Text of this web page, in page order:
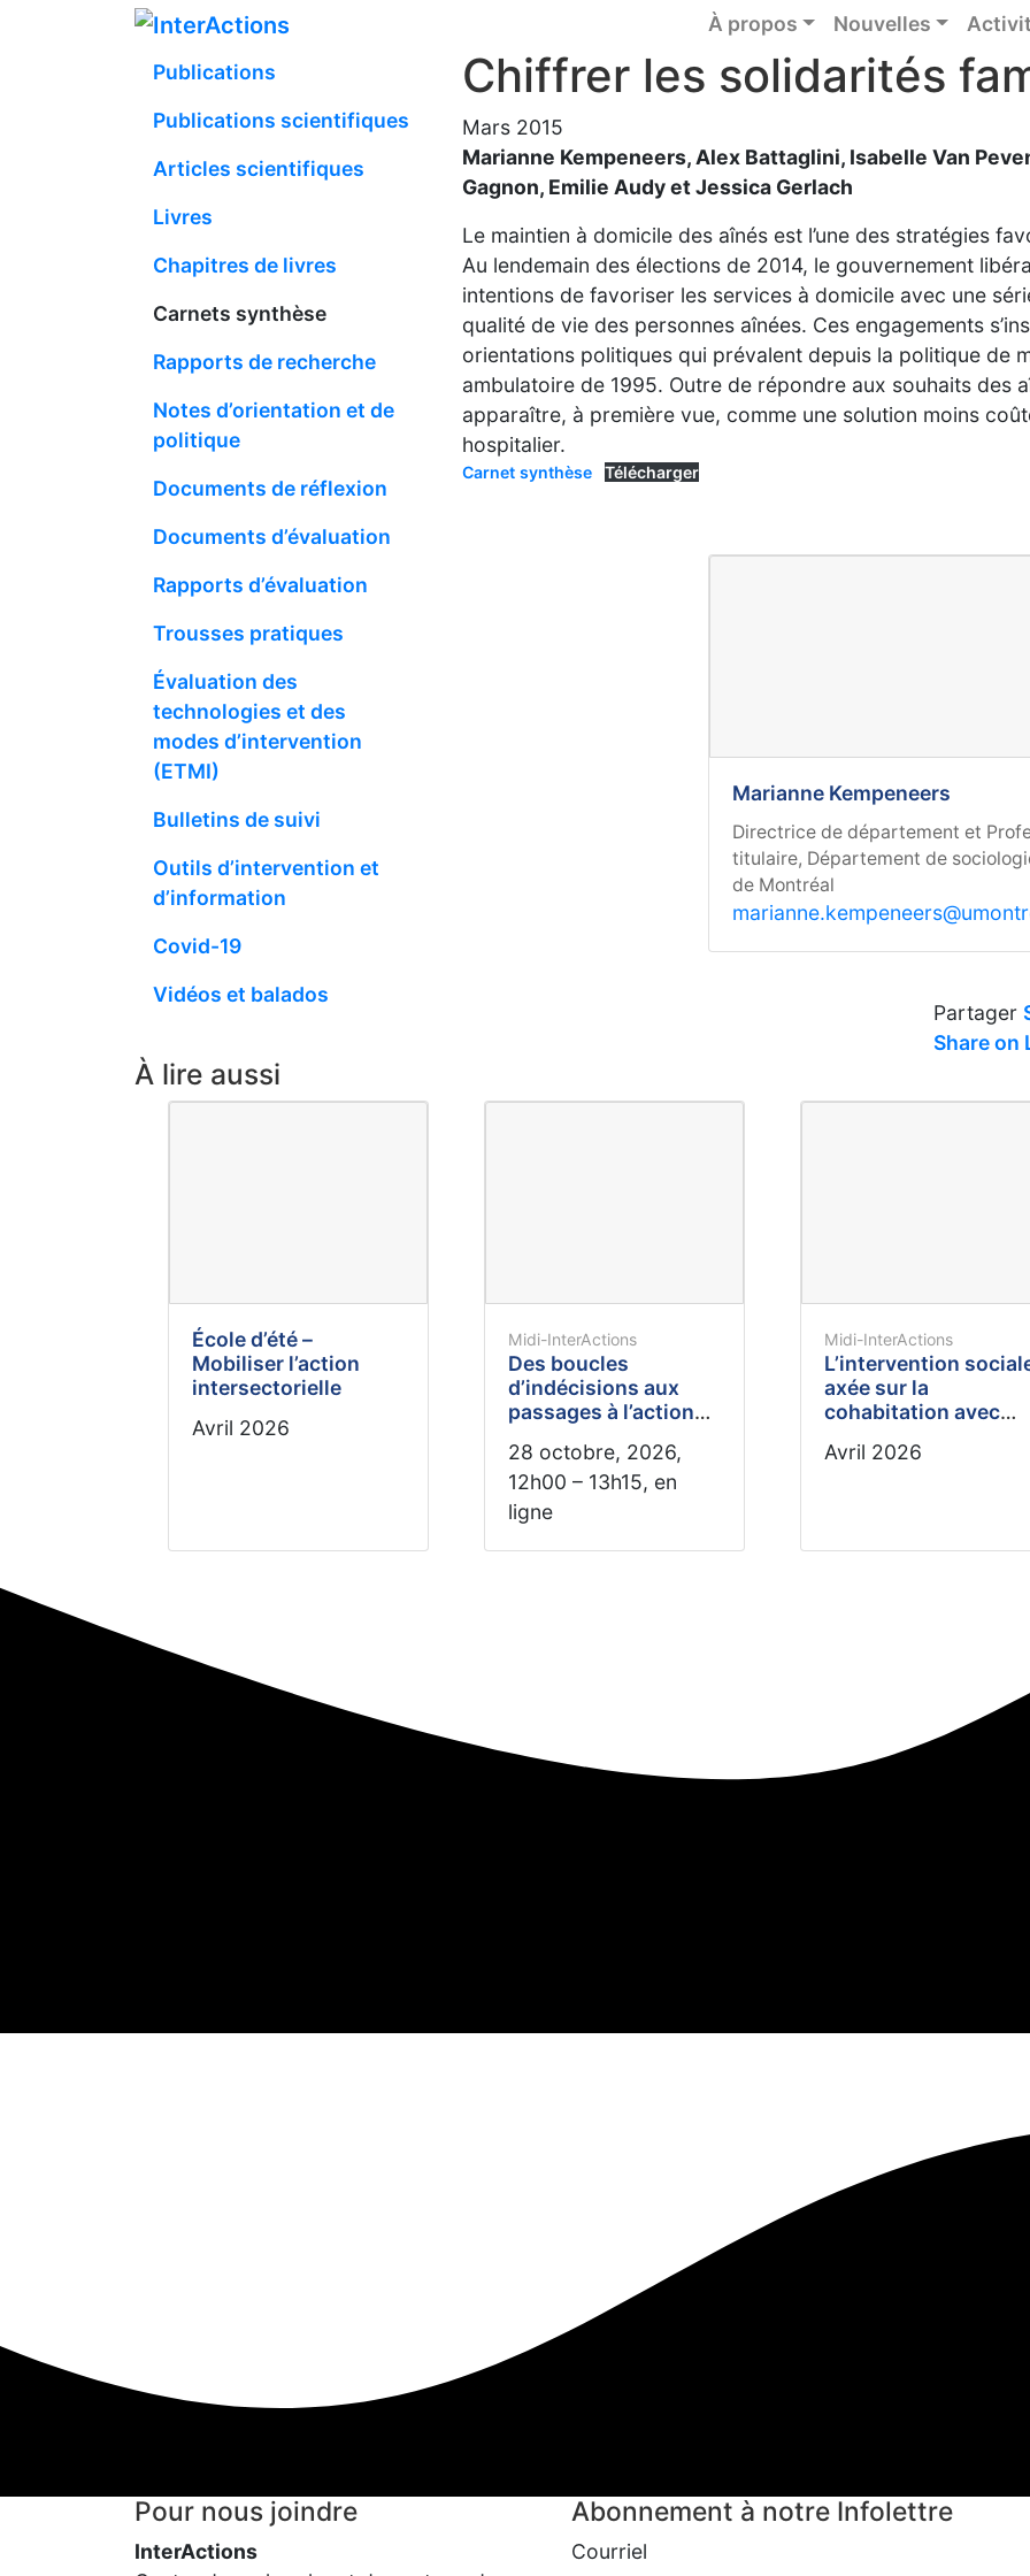
À propos Nouvelles
Publications
Publications scientifiques
Articles scientifiques
Livres
Chapitres de livres
Carnets synthèse
Rapports de recherche
Notes d’orientation et de
politique
Documents de réflexion
Documents d’évaluation
Rapports d’évaluation
Trousses pratiques
Évaluation des
technologies et des
modes d’intervention
(ETMI)
Bulletins de suivi
Outils d’intervention et
d’information
Covid-19
Vidéos et balados
Chiffrer les solidarités
Mars 2015
Marianne Kempeneers, Alex Battaglini, Isabelle Van
Gagnon, Emilie Audy et Jessica Gerlach
Le maintien à domicile des aînés est l’une des stratégies
Au lendemain des élections de 2014, le gouvernement
intentions de favoriser les services à domicile avec une
qualité de vie des personnes aînées. Ces engagements
orientations politiques qui prévalent depuis la politique de
ambulatoire de 1995. Outre de répondre aux souhaits des
apparaître, à première vue, comme une solution moins
hospitalier.
Carnet synthèse Télécharger
Marianne Kempeneers
Directrice de département et
titulaire, Département de
de Montréal
Partager
Share on
À lire aussi
École d’été –
Mobiliser l’action
intersectorielle
Avril 2026
Midi-InterActions
Des boucles
d’indécisions aux
passages à l’action
28 octobre, 2026,
12h00 – 13h15, en
ligne
Midi-InterActions
L’intervention
axée sur la
cohabitation avec
marginalisées : le cas
Avril 2026
Pour nous joindre
InterActions
Abonnement à notre Infolettre
Courriel